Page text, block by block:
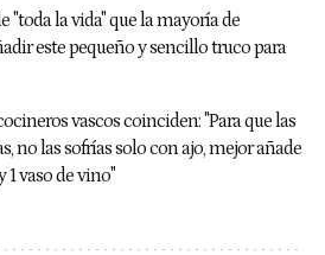
"toda la vida" que la mayoría de
este pequeño y sencillo truco para
vascos coinciden: "Para que las
no las sofrías solo con ajo, mejor añade
1 vaso de vino"